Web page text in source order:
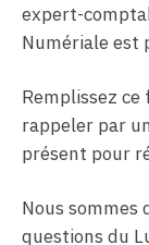
expert-
Numériale est
Remplissez
rappeler par
présent pour
Nous sommes
questions du